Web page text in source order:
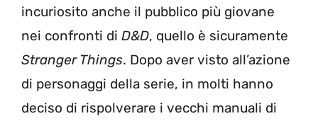
incuriosito anche il pubblico più giovane
nei confronti di D&D, quello è sicuramente
Stranger Things. Dopo aver visto all’azione
di personaggi della serie, in molti hanno
deciso di rispolverare i vecchi manuali di